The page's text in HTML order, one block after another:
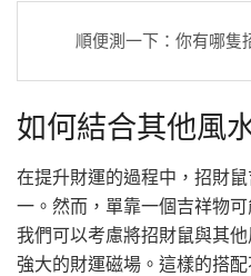
順便測一下：你有哪隻
如何結合其他風
在提升財運的過程中，招財
一。然而，單靠一個吉祥物
我們可以考慮將招財鼠與其
強大的財運磁場。這樣的搭